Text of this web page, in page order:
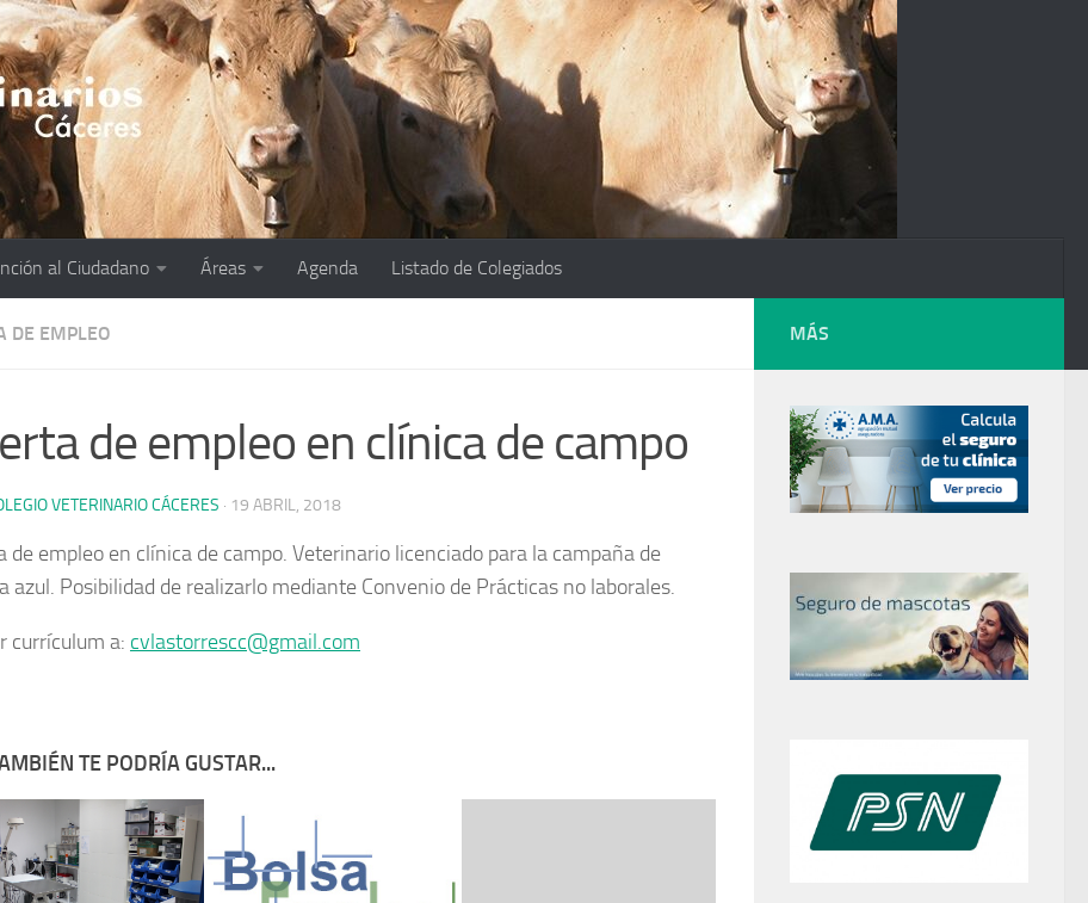
al Ciudadano Áreas Agenda Listado de Colegiados
DE EMPLEO
de empleo en clínica de campo
VETERINARIO CÁCERES · 19 ABRIL, 2018
de empleo en clínica de campo. Veterinario licenciado para la campaña de
azul. Posibilidad de realizarlo mediante Convenio de Prácticas no laborales.
currículum a: cvlastorrescc@gmail.com
TE PODRÍA GUSTAR...
MÁS